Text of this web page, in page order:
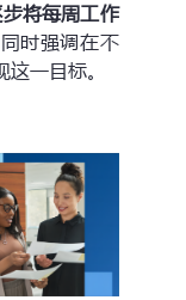
将每周工作
时强调在不
一目标。